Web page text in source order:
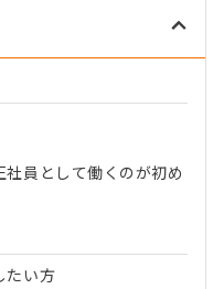
員として働くのが初め
たい方